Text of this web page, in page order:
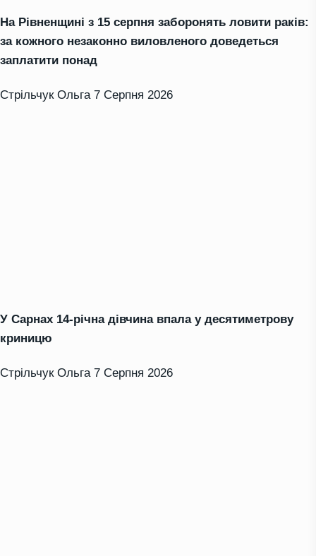
На Рівненщині з 15 серпня заборонять ловити раків:
за кожного незаконно виловленого доведеться
заплатити понад
Стрільчук Ольга 7 Серпня 2026
У Сарнах 14-річна дівчина впала у десятиметрову
криницю
Стрільчук Ольга 7 Серпня 2026